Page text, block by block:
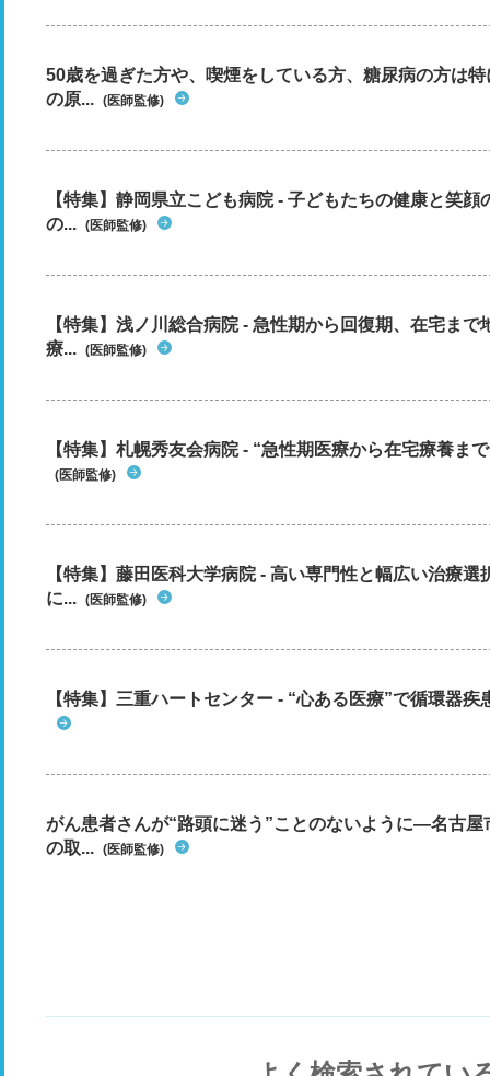
50歳を過ぎた方や、喫煙をしている方、糖尿病の方は
の原... (医師監修)
【特集】静岡県立こども病院 - 子どもたちの健康と笑
の... (医師監修)
【特集】浅ノ川総合病院 - 急性期から回復期、在宅ま
療... (医師監修)
【特集】札幌秀友会病院 - “急性期医療から在宅療養ま
(医師監修)
【特集】藤田医科大学病院 - 高い専門性と幅広い治療
に... (医師監修)
【特集】三重ハートセンター - “心ある医療”で循環器疾
がん患者さんが“路頭に迷う”ことのないように―名古
の取... (医師監修)